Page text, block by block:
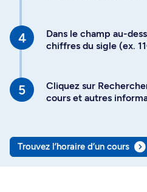
Dans le champ au-
chiffres du sigle (ex.
Cliquez sur
cours et autres
Trouvez l’horaire d’un cours